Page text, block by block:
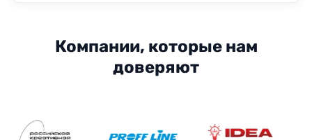
Компании, которые нам
доверяют